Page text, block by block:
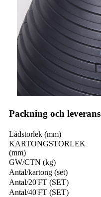
Packning och leverans
Lådstorlek (mm)
KARTONGSTORLEK
(mm)
GW/CTN (kg)
Antal/kartong (set)
Antal/20'FT (SET)
Antal/40'FT (SET)